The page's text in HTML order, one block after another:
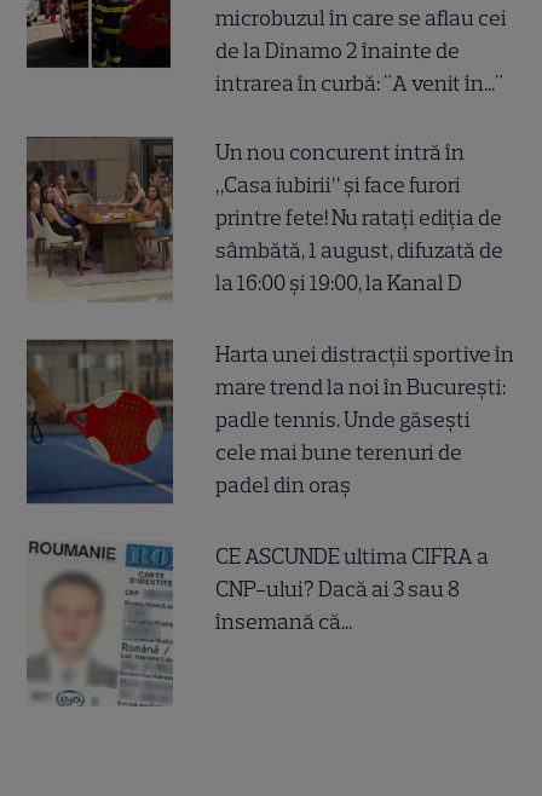
microbuzul în care se aflau cei
de la Dinamo 2 înainte de
intrarea în curbă: "A venit în..."
Un nou concurent intră în
„Casa iubirii” și face furori
printre fete! Nu ratați ediția de
sâmbătă, 1 august, difuzată de
la 16:00 și 19:00, la Kanal D
Harta unei distracții sportive în
mare trend la noi în București:
padle tennis. Unde găsești
cele mai bune terenuri de
padel din oraș
CE ASCUNDE ultima CIFRA a
CNP-ului? Dacă ai 3 sau 8
însemană că...